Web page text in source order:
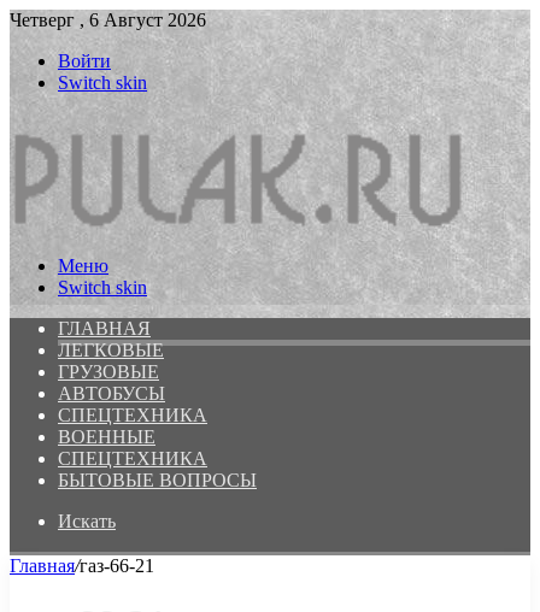
Четверг , 6 Август 2026
Войти
Switch skin
Меню
Switch skin
ГЛАВНАЯ
ЛЕГКОВЫЕ
ГРУЗОВЫЕ
АВТОБУСЫ
СПЕЦТЕХНИКА
ВОЕННЫЕ
СПЕЦТЕХНИКА
БЫТОВЫЕ ВОПРОСЫ
Искать
Главная/газ-66-21